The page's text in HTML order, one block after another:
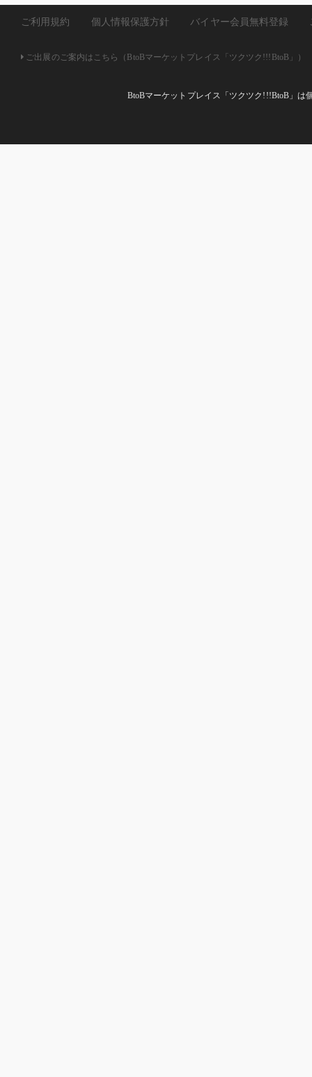
ご利用規約 個人情報保護方針 バイヤー会員無料登録
ご出展のご案内はこちら（BtoBマーケットプレイス「ツクツク!!!BtoB」）
BtoBマーケットプレイス「ツクツク!!!BtoB」は